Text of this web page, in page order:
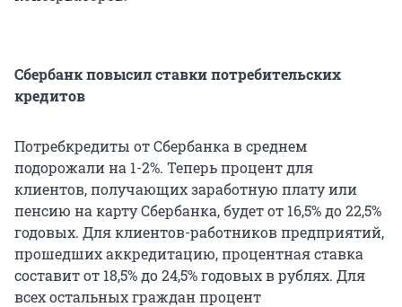
Сбербанк повысил ставки потребительских
кредитов
Потребкредиты от Сбербанка в среднем
подорожали на 1-2%. Теперь процент для
клиентов, получающих заработную плату или
пенсию на карту Сбербанка, будет от 16,5% до 22,5%
годовых. Для клиентов-работников предприятий,
прошедших аккредитацию, процентная ставка
составит от 18,5% до 24,5% годовых в рублях. Для
всех остальных граждан процент